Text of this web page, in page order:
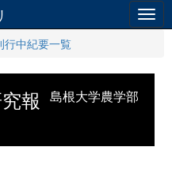
行中紀要一覧
島根大学農学部
報